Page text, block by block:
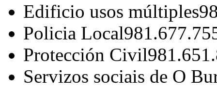
Edificio usos múltiples
Policia Local
Protección Civil
Servizos sociais de O